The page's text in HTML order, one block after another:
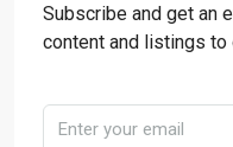
Subscribe and get an
content and listings to